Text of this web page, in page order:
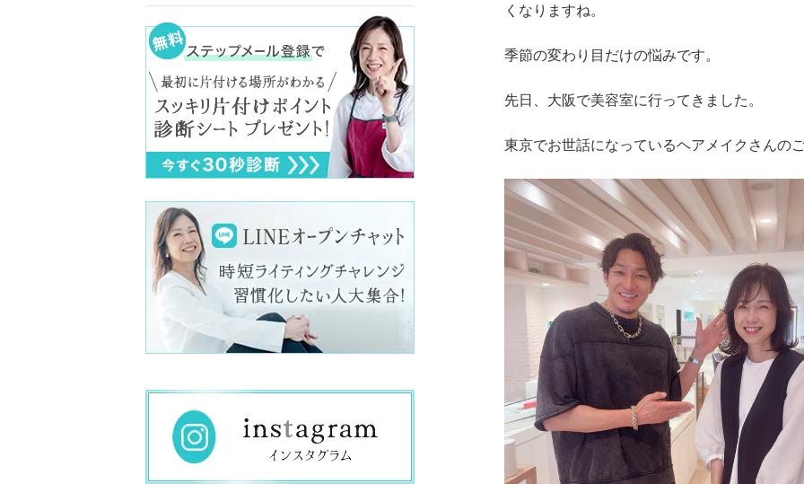
くなりますね。
季節の変わり目だけの悩みです。
先日、大阪で美容室に行ってきました。
東京でお世話になっているヘアメイクさんの